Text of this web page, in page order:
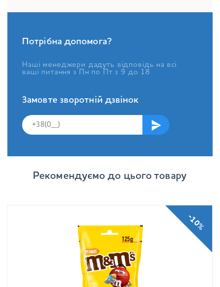
Потрібна допомога?
Наші менеджери дадуть відповідь на всі
ваші питання з Пн по Пт з 9 до 18
Замовте зворотній дзвінок
Рекомендуємо до цього товару
-10%